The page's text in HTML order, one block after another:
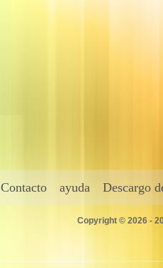
Contacto ayuda Descargo
Copyright © 2026 -